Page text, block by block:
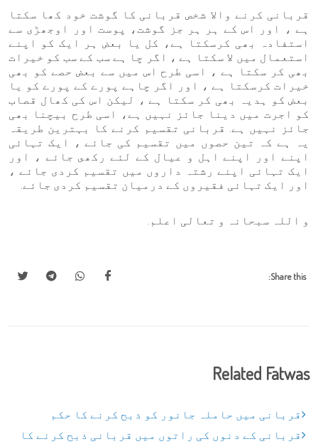
قربانی کرنے والا شخص قربانی کا گوشت خود کھا سکتا
ہے ، اور اس کے ہر ہر جز گوشت، پوست اور اوجھڑی سے
استفادہ بھی کرسکتا ہے، كل یا بعض ہر ایک کو اپنے
استعمال میں لا سکتا ہے ، اگر چا ہے سب کے سب کو خیرات
بھی کر سکتا ہے ، اسی طرح اس ميں سے بعض حصے کو بھی
خیرات کرسکتا ہے ، اور اگر چاہے پورے کے پورے کو یا
بعض کو ہدیہ بھی کر سکتا ہے ، لیکن اس کی کھال قصاب
کو اجرت میں دینا جائز نہیں ہے، اسی طرح بیچنا بھی
جائز نہیں ہے. قربانی تقسیم کرنے کا بہترین طریقہ
یہ ہے کہ تین حصوں میں تقسیم کی جائے ، ایک تہائی
اپنے اور اپنے اہل و عیال کے لئے رکھى جائے ، اور
ایک تہائی اپنے رشتہ داروں ميں تقسيم کردى جائے ،
اور ایک تہائی فقیروں کے درمیان تقسیم کردى جائے.
و اللہ سبحانہ و تعالی اعلم.
Share this:
Related Fatwas
قربانی میں حاملہ جانور کو ذبح کرنے کا حکم
قربانی کے دنوں کی راتوں میں قربانی ذبح کرنے کا